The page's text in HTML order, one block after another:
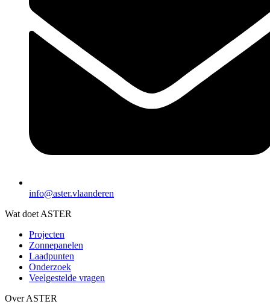
info@aster.vlaanderen
Wat doet ASTER
Projecten
Zonnepanelen
Laadpunten
Onderzoek
Veelgestelde vragen
Over ASTER